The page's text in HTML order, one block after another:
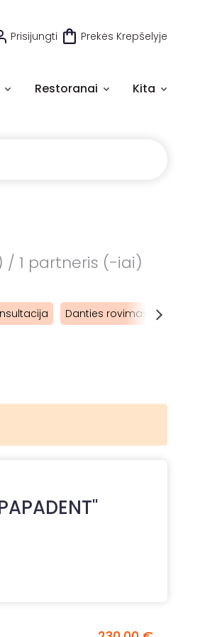
Prisijungti Prekės Krepšelyje
Restoranai Kita
/ 1 partneris (-iai)
Danties rovimas